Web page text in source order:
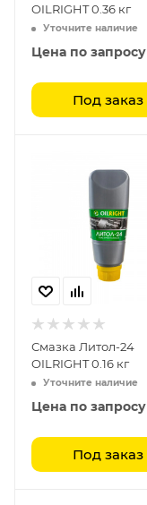
OILRIGHT 0.36 кг
Уточните наличие
Цена по запросу
Под заказ
Смазка Литол-24
OILRIGHT 0.16 кг
Уточните наличие
Цена по запросу
Под заказ